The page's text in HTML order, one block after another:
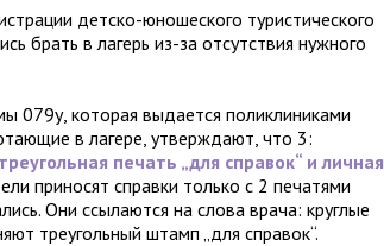
детско-юношеского туристического
брать в лагерь из-за отсутствия нужного
079у, которая выдается поликлиниками
в лагере, утверждают, что 3:
печать „для справок“ и личная
приносят справки только с 2 печатями
Они ссылаются на слова врача: круглые
треугольный штамп „для справок“.